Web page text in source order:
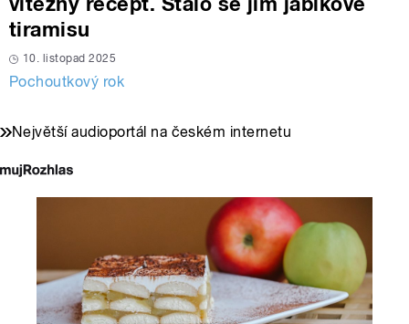
tiramisu
10. listopad 2025
Pochoutkový rok
Největší audioportál na českém internetu